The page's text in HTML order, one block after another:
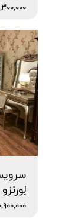
۴,۳۰۰,۰۰۰
لِورنزو
۱۰,۹۰۰,۰۰۰